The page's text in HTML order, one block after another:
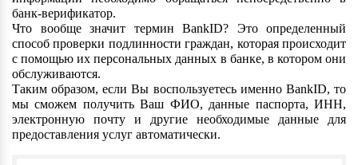
банк-верификатор.
Что вообще значит термин BankID? Это определенный
способ проверки подлинности граждан, которая происходит
с помощью их персональных данных в банке, в котором они
обслуживаются.
Таким образом, если Вы воспользуетесь именно BankID, то
мы сможем получить Ваш ФИО, данные паспорта, ИНН,
электронную почту и другие необходимые данные для
предоставления услуг автоматически.